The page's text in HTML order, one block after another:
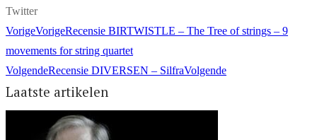
Twitter
VorigeVorigeRecensie BIRTWISTLE – The Tree of strings – 9
movements for string quartet
VolgendeRecensie DIVERSEN – SilfraVolgende
Laatste artikelen